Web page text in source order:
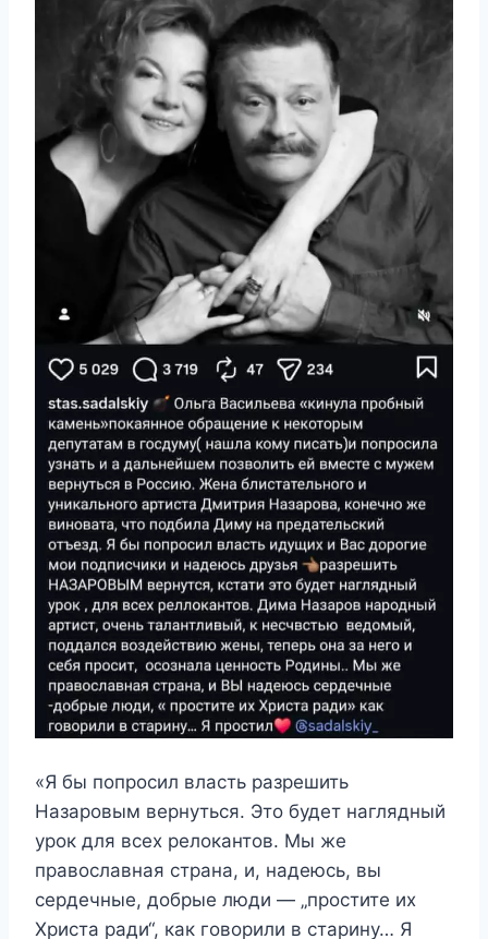
«Я бы попросил власть разрешить
Назаровым вернуться. Это будет наглядный
урок для всех релокантов. Мы же
православная страна, и, надеюсь, вы
сердечные, добрые люди — „простите их
Христа ради“, как говорили в старину… Я